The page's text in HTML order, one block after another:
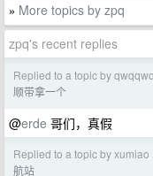
» More topics by zpq
zpq's recent replies
Replied to a topic by qwqqwq
顺带拿一个
@erde 哥们，真假
Replied to a topic by xumiao
航站